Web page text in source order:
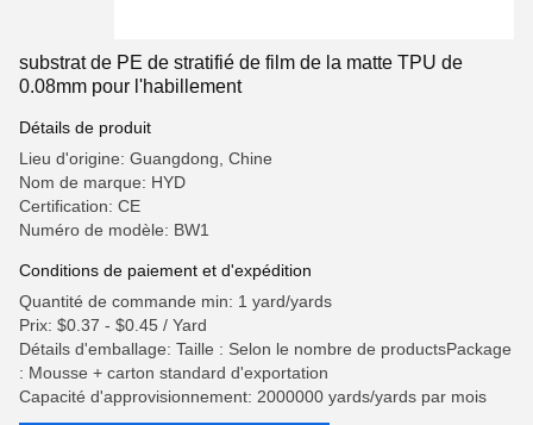
substrat de PE de stratifié de film de la matte TPU de
0.08mm pour l'habillement
Détails de produit
Lieu d'origine: Guangdong, Chine
Nom de marque: HYD
Certification: CE
Numéro de modèle: BW1
Conditions de paiement et d'expédition
Quantité de commande min: 1 yard/yards
Prix: $0.37 - $0.45 / Yard
Détails d'emballage: Taille : Selon le nombre de productsPackage
: Mousse + carton standard d'exportation
Capacité d'approvisionnement: 2000000 yards/yards par mois